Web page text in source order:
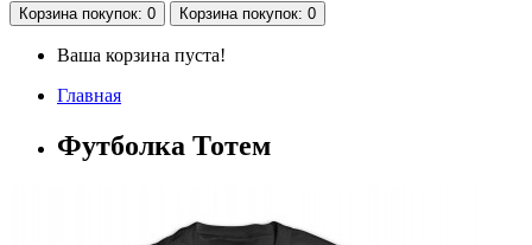
Корзинапокупок: 0 Корзинапокупок: 0
Ваша корзина пуста!
Главная
Футболка Тотем